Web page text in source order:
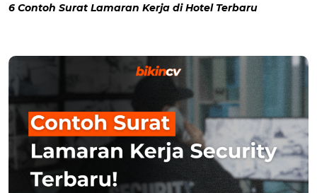
6 Contoh Surat Lamaran Kerja di Hotel Terbaru